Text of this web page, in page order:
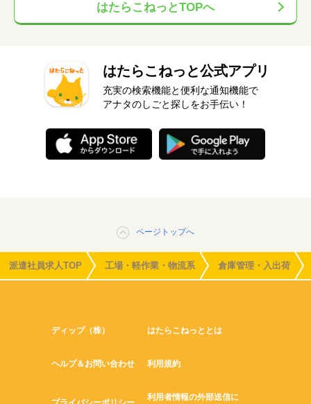
はたらこねっとTOPへ
はたらこねっと公式アプリ
充実の検索機能と便利な通知機能で
アナタのしごと探しをお手伝い！
ページトップへ
派遣社員求人TOP 工場・軽作業・物流系 倉庫管理・入出荷
ディップ（株） はたらこねっととは
ヘルプ＆お問い合わせ 利用規約
利用者情報の外部送信に